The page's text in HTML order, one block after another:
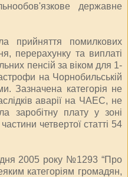
державне
прийняття помилкових
перерахунку та виплаті
пенсій за віком для 1-
на Чорнобильській
Зазначена категорія не
аварії на ЧАЕС, не
заробітну плату у зоні
четвертої статті 54
2005 року №1293 “Про
категоріям громадян,